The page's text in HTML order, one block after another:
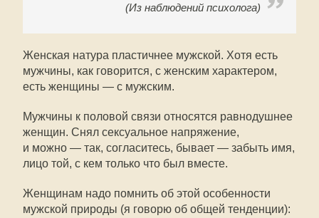
(Из наблюдений психолога)
Женская натура пластичнее мужской. Хотя есть
мужчины, как говорится, с женским характером,
есть женщины — с мужским.
Мужчины к половой связи относятся равнодушнее
женщин. Снял сексуальное напряжение,
и можно — так, согласитесь, бывает — забыть имя,
лицо той, с кем только что был вместе.
Женщинам надо помнить об этой особенности
мужской природы (я говорю об общей тенденции):